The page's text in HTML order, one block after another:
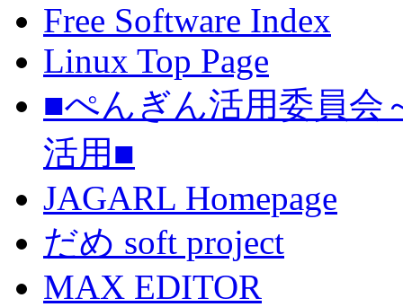
Free Software Index
Linux Top Page
■ぺんぎん活用委員会
活用■
JAGARL Homepage
だめ soft project
MAX EDITOR